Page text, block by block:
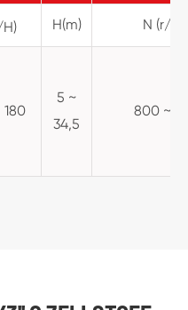
H(m) N (r/
180
5 ~
34,5
800 ~